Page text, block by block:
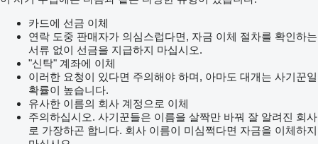
카드에 선금 이체
연락 도중 판매자가 의심스럽다면, 자금 이체 절차를 확인하는
서류 없이 선금을 지급하지 마십시오.
"신탁" 계좌에 이체
이러한 요청이 있다면 주의해야 하며, 아마도 대개는 사기꾼일
확률이 높습니다.
유사한 이름의 회사 계정으로 이체
주의하십시오. 사기꾼들은 이름을 살짝만 바꿔 잘 알려진 회사
로 가장하곤 합니다. 회사 이름이 미심쩍다면 자금을 이체하지